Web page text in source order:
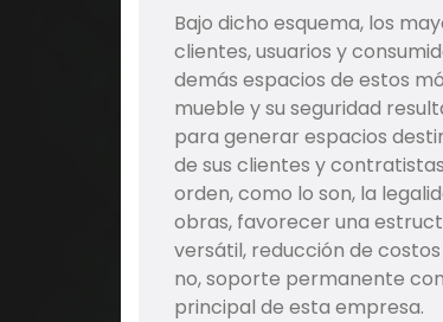
Bajo dicho esquema, los
clientes, usuarios y
demás espacios de estos
mueble y su seguridad
para generar espacios
de sus clientes y
orden, como lo son, la
obras, favorecer una
versátil, reducción de
no, soporte permanente
principal de esta empresa.